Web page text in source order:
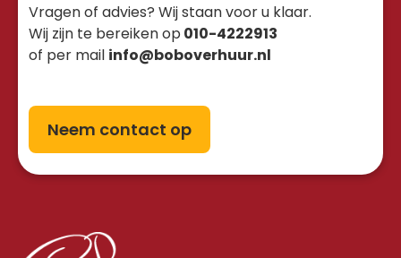
Vragen of advies? Wij staan voor u klaar.
Wij zijn te bereiken op 010-4222913
of per mail info@boboverhuur.nl
Neem contact op